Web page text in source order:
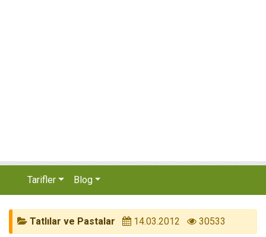
Tarifler Blog
Tatlılar ve Pastalar 14.03.2012 30533